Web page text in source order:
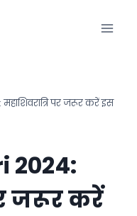
पर जरूर करें इस
2024:
जरूर करें